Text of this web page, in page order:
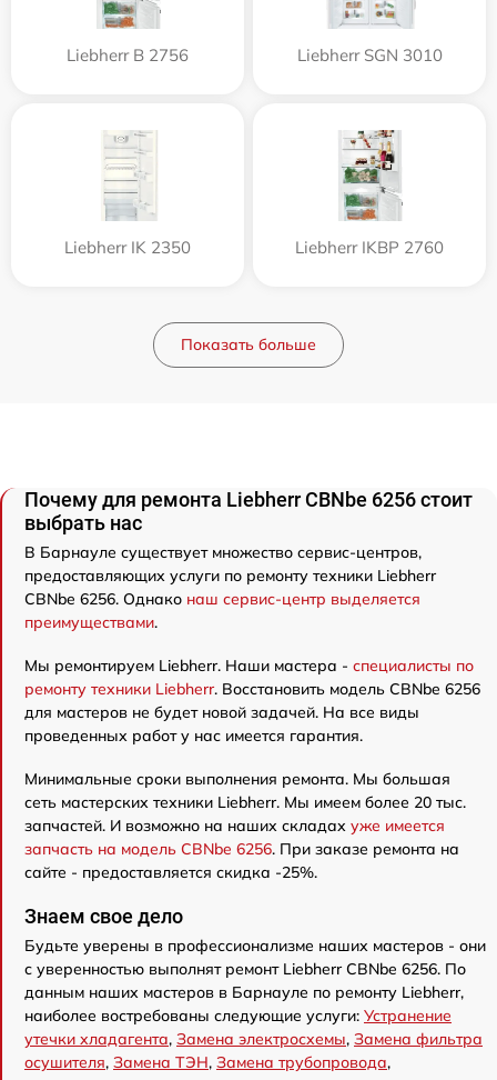
Liebherr B 2756 Liebherr SGN 3010
Liebherr IK 2350 Liebherr IKBP 2760
Показать больше
Почему для ремонта Liebherr CBNbe 6256 стоит
выбрать нас
В Барнауле существует множество сервис-центров,
предоставляющих услуги по ремонту техники Liebherr
CBNbe 6256. Однако наш сервис-центр выделяется
преимуществами.
Мы ремонтируем Liebherr. Наши мастера - специалисты по
ремонту техники Liebherr. Восстановить модель CBNbe 6256
для мастеров не будет новой задачей. На все виды
проведенных работ у нас имеется гарантия.
Минимальные сроки выполнения ремонта. Мы большая
сеть мастерских техники Liebherr. Мы имеем более 20 тыс.
запчастей. И возможно на наших складах уже имеется
запчасть на модель CBNbe 6256. При заказе ремонта на
сайте - предоставляется скидка -25%.
Знаем свое дело
Будьте уверены в профессионализме наших мастеров - они
с уверенностью выполнят ремонт Liebherr CBNbe 6256. По
данным наших мастеров в Барнауле по ремонту Liebherr,
наиболее востребованы следующие услуги: Устранение
утечки хладагента, Замена электросхемы, Замена фильтра
осушителя, Замена ТЭН, Замена трубопровода,